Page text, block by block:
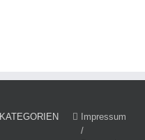
KATEGORIEN
Impressum
/